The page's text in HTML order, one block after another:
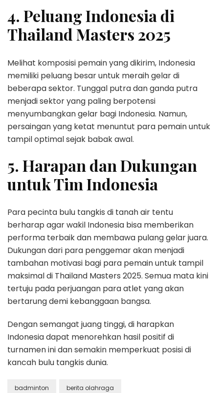
4. Peluang Indonesia di
Thailand Masters 2025
Melihat komposisi pemain yang dikirim, Indonesia
memiliki peluang besar untuk meraih gelar di
beberapa sektor. Tunggal putra dan ganda putra
menjadi sektor yang paling berpotensi
menyumbangkan gelar bagi Indonesia. Namun,
persaingan yang ketat menuntut para pemain untuk
tampil optimal sejak babak awal.
5. Harapan dan Dukungan
untuk Tim Indonesia
Para pecinta bulu tangkis di tanah air tentu
berharap agar wakil Indonesia bisa memberikan
performa terbaik dan membawa pulang gelar juara.
Dukungan dari para penggemar akan menjadi
tambahan motivasi bagi para pemain untuk tampil
maksimal di Thailand Masters 2025. Semua mata kini
tertuju pada perjuangan para atlet yang akan
bertarung demi kebanggaan bangsa.
Dengan semangat juang tinggi, di harapkan
Indonesia dapat menorehkan hasil positif di
turnamen ini dan semakin memperkuat posisi di
kancah bulu tangkis dunia.
badminton berita olahraga